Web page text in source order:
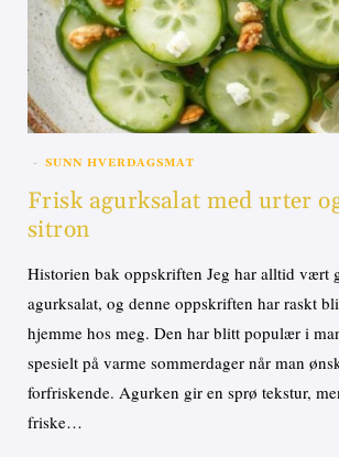
SUNN HVERDAGSMAT
Frisk agurksalat med urter
sitron
Historien bak oppskriften Jeg har alltid vært
agurksalat, og denne oppskriften har raskt
hjemme hos meg. Den har blitt populær i
spesielt på varme sommerdager når man
forfriskende. Agurken gir en sprø tekstur,
friske…